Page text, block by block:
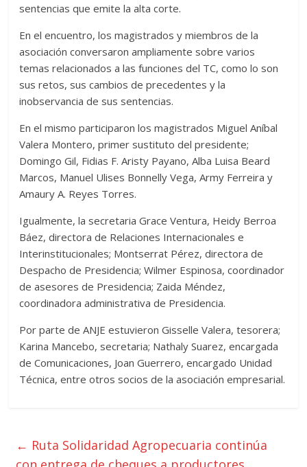
sentencias que emite la alta corte.
En el encuentro, los magistrados y miembros de la
asociación conversaron ampliamente sobre varios
temas relacionados a las funciones del TC, como lo son
sus retos, sus cambios de precedentes y la
inobservancia de sus sentencias.
En el mismo participaron los magistrados Miguel Aníbal
Valera Montero, primer sustituto del presidente;
Domingo Gil, Fidias F. Aristy Payano, Alba Luisa Beard
Marcos, Manuel Ulises Bonnelly Vega, Army Ferreira y
Amaury A. Reyes Torres.
Igualmente, la secretaria Grace Ventura, Heidy Berroa
Báez, directora de Relaciones Internacionales e
Interinstitucionales; Montserrat Pérez, directora de
Despacho de Presidencia; Wilmer Espinosa, coordinador
de asesores de Presidencia; Zaida Méndez,
coordinadora administrativa de Presidencia.
Por parte de ANJE estuvieron Gisselle Valera, tesorera;
Karina Mancebo, secretaria; Nathaly Suarez, encargada
de Comunicaciones, Joan Guerrero, encargado Unidad
Técnica, entre otros socios de la asociación empresarial.
← Ruta Solidaridad Agropecuaria continúa